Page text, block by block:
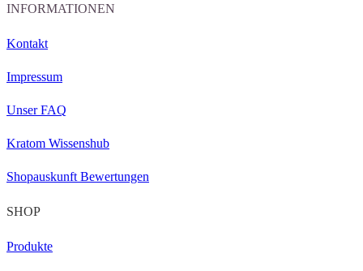
INFORMATIONEN
Kontakt
Impressum
Unser FAQ
Kratom Wissenshub
Shopauskunft Bewertungen
SHOP
Produkte